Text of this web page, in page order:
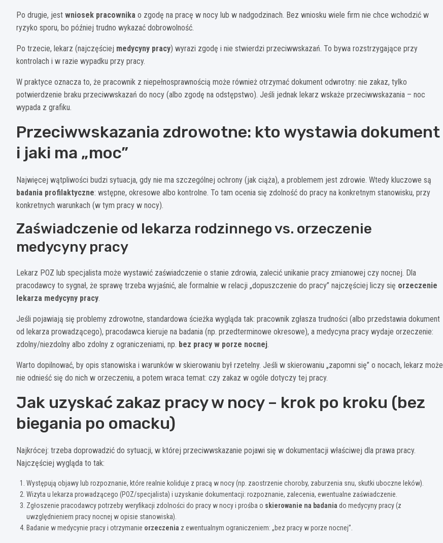
Po drugie, jest wniosek pracownika o zgodę na pracę w nocy lub w nadgodzinach. Bez wniosku wiele firm nie chce wchodzić w
ryzyko sporu, bo później trudno wykazać dobrowolność.
Po trzecie, lekarz (najczęściej medycyny pracy) wyrazi zgodę i nie stwierdzi przeciwwskazań. To bywa rozstrzygające przy
kontrolach i w razie wypadku przy pracy.
W praktyce oznacza to, że pracownik z niepełnosprawnością może również otrzymać dokument odwrotny: nie zakaz, tylko
potwierdzenie braku przeciwwskazań do nocy (albo zgodę na odstępstwo). Jeśli jednak lekarz wskaże przeciwwskazania – noc
wypada z grafiku.
Przeciwwskazania zdrowotne: kto wystawia dokument
i jaki ma „moc”
Najwięcej wątpliwości budzi sytuacja, gdy nie ma szczególnej ochrony (jak ciąża), a problemem jest zdrowie. Wtedy kluczowe są
badania profilaktyczne: wstępne, okresowe albo kontrolne. To tam ocenia się zdolność do pracy na konkretnym stanowisku, przy
konkretnych warunkach (w tym pracy w nocy).
Zaświadczenie od lekarza rodzinnego vs. orzeczenie
medycyny pracy
Lekarz POZ lub specjalista może wystawić zaświadczenie o stanie zdrowia, zalecić unikanie pracy zmianowej czy nocnej. Dla
pracodawcy to sygnał, że sprawę trzeba wyjaśnić, ale formalnie w relacji „dopuszczenie do pracy” najczęściej liczy się orzeczenie
lekarza medycyny pracy.
Jeśli pojawiają się problemy zdrowotne, standardowa ścieżka wygląda tak: pracownik zgłasza trudności (albo przedstawia dokument
od lekarza prowadzącego), pracodawca kieruje na badania (np. przedterminowe okresowe), a medycyna pracy wydaje orzeczenie:
zdolny/niezdolny albo zdolny z ograniczeniami, np. bez pracy w porze nocnej.
Warto dopilnować, by opis stanowiska i warunków w skierowaniu był rzetelny. Jeśli w skierowaniu „zapomni się” o nocach, lekarz może
nie odnieść się do nich w orzeczeniu, a potem wraca temat: czy zakaz w ogóle dotyczy tej pracy.
Jak uzyskać zakaz pracy w nocy – krok po kroku (bez
biegania po omacku)
Najkrócej: trzeba doprowadzić do sytuacji, w której przeciwwskazanie pojawi się w dokumentacji właściwej dla prawa pracy.
Najczęściej wygląda to tak:
Występują objawy lub rozpoznanie, które realnie koliduje z pracą w nocy (np. zaostrzenie choroby, zaburzenia snu, skutki uboczne leków).
Wizyta u lekarza prowadzącego (POZ/specjalista) i uzyskanie dokumentacji: rozpoznanie, zalecenia, ewentualne zaświadczenie.
Zgłoszenie pracodawcy potrzeby weryfikacji zdolności do pracy w nocy i prośba o skierowanie na badania do medycyny pracy (z
uwzględnieniem pracy nocnej w opisie stanowiska).
Badanie w medycynie pracy i otrzymanie orzeczenia z ewentualnym ograniczeniem: „bez pracy w porze nocnej”.